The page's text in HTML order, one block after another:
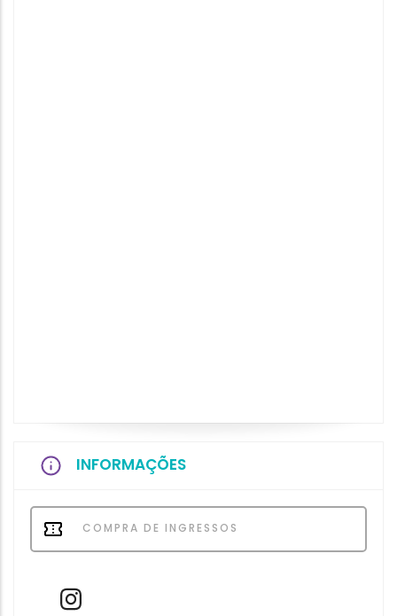
INFORMAÇÕES
COMPRA DE INGRESSOS